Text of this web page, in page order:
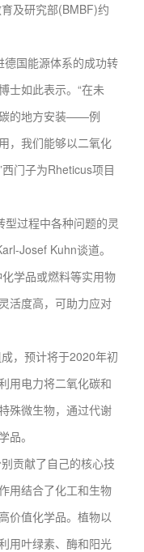
及研究部(BMBF)约
国能源体系的成功转
士如此表示。“在未
的地方安装——例
，我们能够以二氧化
门子为Rheticus项目
过程中各种问题的灵
Josef Kuhn谈道。
学品或燃料等实用物
活度高，可助力应对
，预计将于2020年初
用电力将二氧化碳和
殊微生物，通过代谢
品。
贡献了自己的核心技
用结合了化工和生物
价值化学品。植物以
用叶绿素、酶和阳光